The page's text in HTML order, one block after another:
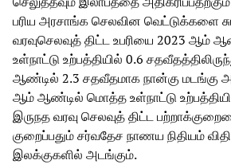
பரிய அரசாங்க செலவின வெட்டுக்களை
வரவுசெலவுத் திட்ட உபரியை 2023
உள்நாட்டு உற்பத்தியில் 0.6
ஆண்டில் 2.3 சதவீதமாக நான்கு மடங்கு
ஆம் ஆண்டில் மொத்த உள்நாட்டு
இருநத வரவு செலவுத் திட்ட
குறைப்பதும் சர்வதேச நாணய நிதியம்
இலக்குகளில் அடங்கும்.